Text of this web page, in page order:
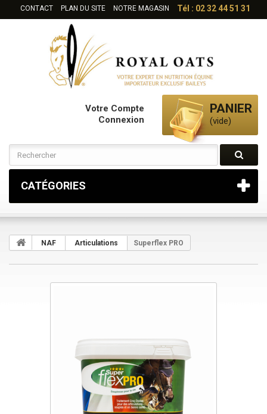
CONTACT PLAN DU SITE NOTRE MAGASIN Tél : 02 32 44 51 31
PANIER
(vide)
Votre Compte
Connexion
CATÉGORIES
NAF Articulations Superflex PRO